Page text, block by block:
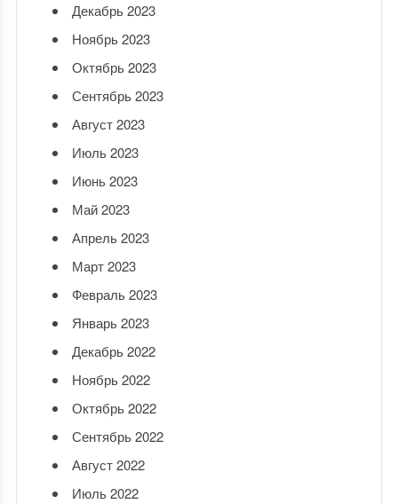
Декабрь 2023
Ноябрь 2023
Октябрь 2023
Сентябрь 2023
Август 2023
Июль 2023
Июнь 2023
Май 2023
Апрель 2023
Март 2023
Февраль 2023
Январь 2023
Декабрь 2022
Ноябрь 2022
Октябрь 2022
Сентябрь 2022
Август 2022
Июль 2022